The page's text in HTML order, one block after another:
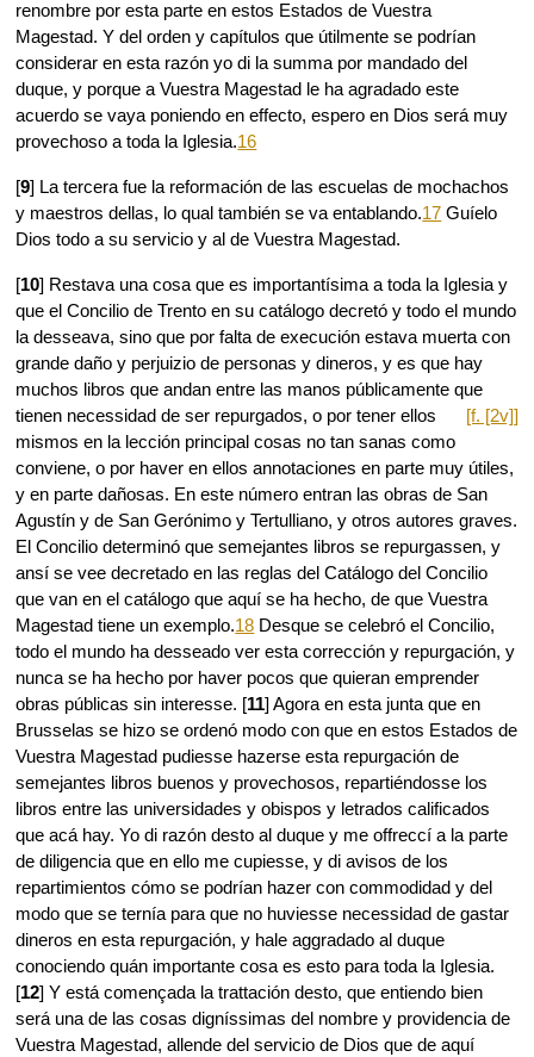
renombre por esta parte en estos Estados de Vuestra
Magestad. Y del orden y capítulos que útilmente se podrían
considerar en esta razón yo di la summa por mandado del
duque, y porque a Vuestra Magestad le ha agradado este
acuerdo se vaya poniendo en effecto, espero en Dios será muy
provechoso a toda la Iglesia.16
[9] La tercera fue la reformación de las escuelas de mochachos
y maestros dellas, lo qual también se va entablando.17 Guíelo
Dios todo a su servicio y al de Vuestra Magestad.
[10] Restava una cosa que es importantísima a toda la Iglesia y
que el Concilio de Trento en su catálogo decretó y todo el mundo
la desseava, sino que por falta de execución estava muerta con
grande daño y perjuizio de personas y dineros, y es que hay
muchos libros que andan entre las manos públicamente que
tienen
[f. [2v]]
necessidad de ser repurgados, o por tener ellos
mismos en la lección principal cosas no tan sanas como
conviene, o por haver en ellos annotaciones en parte muy útiles,
y en parte dañosas. En este número entran las obras de San
Agustín y de San Gerónimo y Tertulliano, y otros autores graves.
El Concilio determinó que semejantes libros se repurgassen, y
ansí se vee decretado en las reglas del Catálogo del Concilio
que van en el catálogo que aquí se ha hecho, de que Vuestra
Magestad tiene un exemplo.18 Desque se celebró el Concilio,
todo el mundo ha desseado ver esta corrección y repurgación, y
nunca se ha hecho por haver pocos que quieran emprender
obras públicas sin interesse. [11] Agora en esta junta que en
Brusselas se hizo se ordenó modo con que en estos Estados de
Vuestra Magestad pudiesse hazerse esta repurgación de
semejantes libros buenos y provechosos, repartiéndosse los
libros entre las universidades y obispos y letrados calificados
que acá hay. Yo di razón desto al duque y me offreccí a la parte
de diligencia que en ello me cupiesse, y di avisos de los
repartimientos cómo se podrían hazer con commodidad y del
modo que se ternía para que no huviesse necessidad de gastar
dineros en esta repurgación, y hale aggradado al duque
conociendo quán importante cosa es esto para toda la Iglesia.
[12] Y está començada la trattación desto, que entiendo bien
será una de las cosas digníssimas del nombre y providencia de
Vuestra Magestad, allende del servicio de Dios que de aquí